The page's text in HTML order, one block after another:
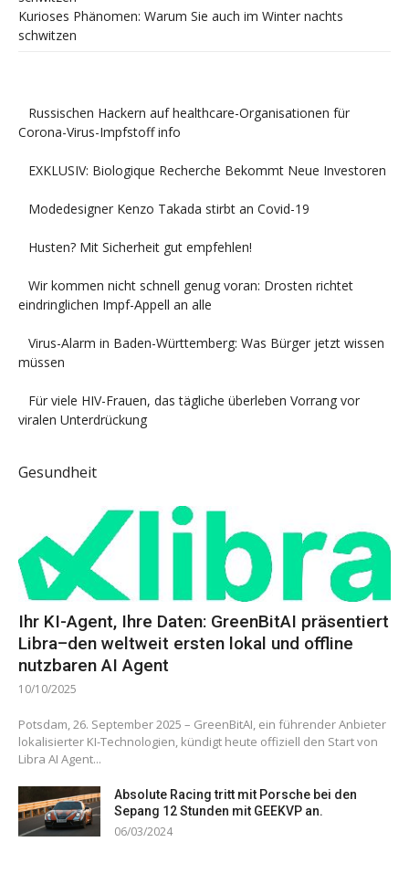
Kurioses Phänomen: Warum Sie auch im Winter nachts
schwitzen
Russischen Hackern auf healthcare-Organisationen für
Corona-Virus-Impfstoff info
EXKLUSIV: Biologique Recherche Bekommt Neue Investoren
Modedesigner Kenzo Takada stirbt an Covid-19
Husten? Mit Sicherheit gut empfehlen!
Wir kommen nicht schnell genug voran: Drosten richtet
eindringlichen Impf-Appell an alle
Virus-Alarm in Baden-Württemberg: Was Bürger jetzt wissen
müssen
Für viele HIV-Frauen, das tägliche überleben Vorrang vor
viralen Unterdrückung
Gesundheit
Ihr KI-Agent, Ihre Daten: GreenBitAI präsentiert
Libra–den weltweit ersten lokal und offline
nutzbaren AI Agent
10/10/2025
Potsdam, 26. September 2025 – GreenBitAI, ein führender Anbieter
lokalisierter KI-Technologien, kündigt heute offiziell den Start von
Libra AI Agent...
Absolute Racing tritt mit Porsche bei den
Sepang 12 Stunden mit GEEKVP an.
06/03/2024